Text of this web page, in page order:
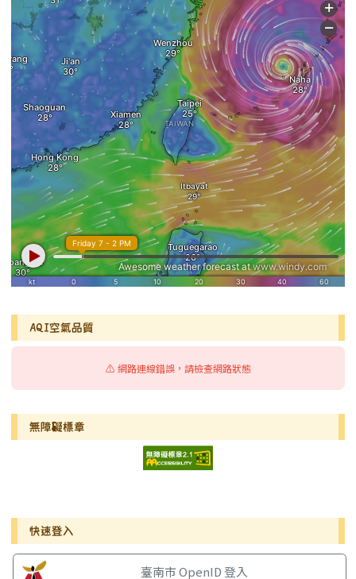
AQI空氣品質
⚠️ 網路連線錯誤，請檢查網路狀態
無障礙標章
右邊區域內容
快速登入
臺南市 OpenID 登入